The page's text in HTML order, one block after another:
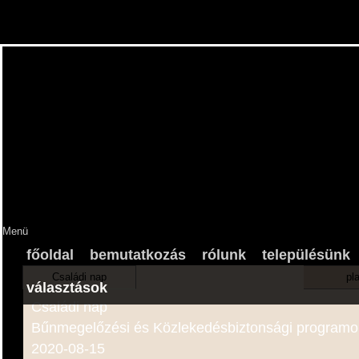
Menü
főoldal bemutatkozás rólunk településünk
választások
Családi nap
Bűnmegelőzési és Közlekedésbiztonsági
2020-08-15
Családi nap